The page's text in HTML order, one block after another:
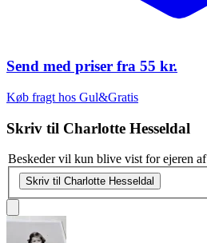
Send med priser fra 55 kr.
Køb fragt hos Gul&Gratis
Skriv til Charlotte Hesseldal
Beskeder vil kun blive vist for ejeren
Skriv til Charlotte Hesseldal